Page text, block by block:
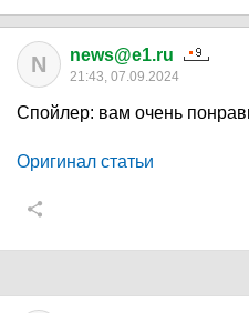
N news@e1.ru
21:43, 07.09.2024
Спойлер: вам очень
Оригинал статьи